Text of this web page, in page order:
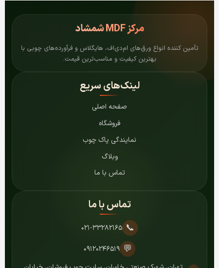
مرکزMDF شمشاد
تأمین کننده انواع ورق‌های ام‌دی‌اف، هایگلاس و فرآورده‌های چوبی با
بهترین کیفیت و مناسب‌ترین قیمت.
لینک‌های سریع
صفحه اصلی
فروشگاه
نمایندگی پاک چوب
وبلاگ
تماس با ما
تماس با ما
📞 ۰۲۱-۳۳۲۸۲۱۶۵
💬 ۰۹۱۲۰۲۴۶۵۱۹